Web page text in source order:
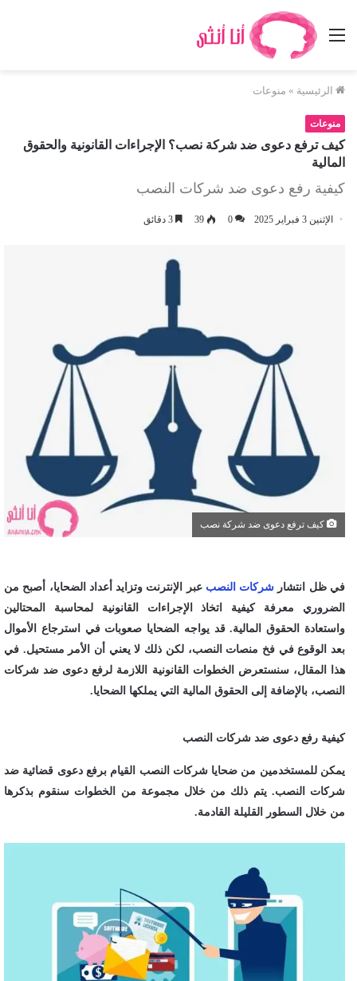
القائمة
الرئيسية » منوعات
منوعات
كيف ترفع دعوى ضد شركة نصب؟ الإجراءات القانونية والحقوق
المالية
كيفية رفع دعوى ضد شركات النصب
الإثنين 3 فبراير 2025 0
39
كيف ترفع دعوى ضد شركة نصب
في ظل انتشار شركات النصب عبر الإنترنت وتزايد أعداد الضحايا، أصبح من
الضروري معرفة كيفية اتخاذ الإجراءات القانونية لمحاسبة المحتالين
واستعادة الحقوق المالية. قد يواجه الضحايا صعوبات في استرجاع الأموال
بعد الوقوع في فخ منصات النصب، لكن ذلك لا يعني أن الأمر مستحيل. في
هذا المقال، سنستعرض الخطوات القانونية اللازمة لرفع دعوى ضد شركات
النصب، بالإضافة إلى الحقوق المالية التي يملكها الضحايا.
كيفية رفع دعوى ضد شركات النصب
يمكن للمستخدمين من ضحايا شركات النصب القيام برفع دعوى قضائية ضد
شركات النصب. يتم ذلك من خلال مجموعة من الخطوات سنقوم بذكرها
من خلال السطور القليلة القادمة.